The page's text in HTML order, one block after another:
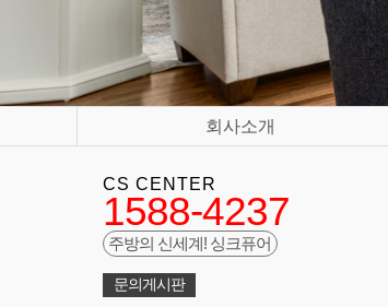
회사소개
CS CENTER
1588-4237
주방의 신세계! 싱크퓨어
문의게시판